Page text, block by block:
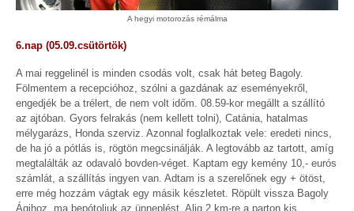
A hegyi motorozás rémálma
6.nap (05.09.csütörtök)
A mai reggelinél is minden csodás volt, csak hát beteg Bagoly.
Fölmentem a recepcióhoz, szólni a gazdának az eseményekről,
engedjék be a trélert, de nem volt időm. 08.59-kor megállt a szállító
az ajtóban. Gyors felrakás (nem kellett tolni), Catánia, hatalmas
mélygarázs, Honda szerviz. Azonnal foglalkoztak vele: eredeti nincs,
de ha jó a pótlás is, rögtön megcsinálják. A legtovább az tartott, amíg
megtalálták az odavaló bovden-véget. Kaptam egy kemény 10,- eurós
számlát, a szállítás ingyen van. Adtam is a szerelőnek egy + ötöst,
erre még hozzám vágtak egy másik készletet. Röpült vissza Bagoly
Ágihoz, ma bepótoljuk az ünneplést. Alig 2 km-re a parton kis,